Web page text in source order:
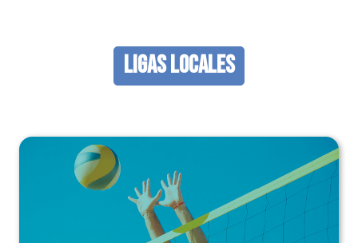
Ligas Locales